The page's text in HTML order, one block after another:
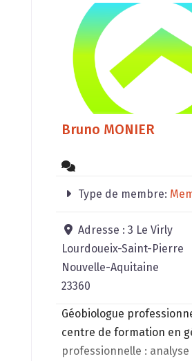
Environnement équilibré.
🏠 Implantation de
Construction
🏙️ Aménagement
Bruno MONIER
Type de membre:
Adresse :3 Le Virly
Lourdoueix-Saint-Pierre
Nouvelle-Aquitaine
23360
Géobiologue
centre de formation en
professionnelle : analyse